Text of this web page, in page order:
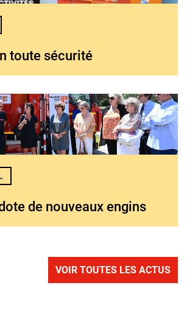
toute sécurité
de nouveaux engins
VOIR TOUTES LES ACTUS